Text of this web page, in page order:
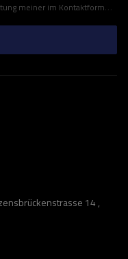
der Verordnung (EU) des Europäischen Parlaments und des Rates zu.
14 ,